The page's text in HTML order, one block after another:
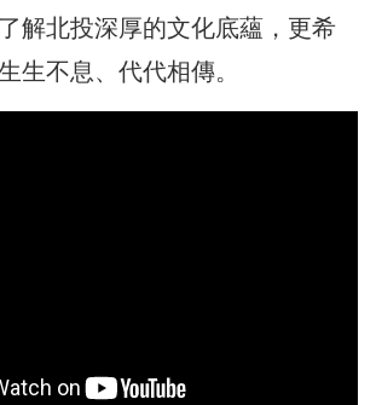
解北投深厚的文化底蘊，更希
生不息、代代相傳。